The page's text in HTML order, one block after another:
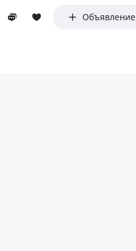
Объявление